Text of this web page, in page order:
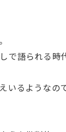
語られる時
るようなので